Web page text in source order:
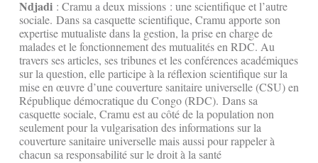
Ndjadi : Cramu a deux missions : une scientifique et l’autre
sociale. Dans sa casquette scientifique, Cramu apporte son
expertise mutualiste dans la gestion, la prise en charge de
malades et le fonctionnement des mutualités en RDC. Au
travers ses articles, ses tribunes et les conférences académiques
sur la question, elle participe à la réflexion scientifique sur la
mise en œuvre d’une couverture sanitaire universelle (CSU) en
République démocratique du Congo (RDC). Dans sa
casquette sociale, Cramu est au côté de la population non
seulement pour la vulgarisation des informations sur la
couverture sanitaire universelle mais aussi pour rappeler à
chacun sa responsabilité sur le droit à la santé